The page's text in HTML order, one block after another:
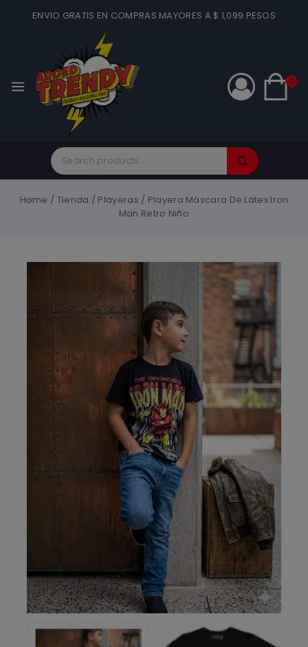
ENVIO GRATIS EN COMPRAS MAYORES A $ 1,099 PESOS
0
Home / Tienda / Playeras / Playera Máscara De Látex Iron
Man Retro Niño